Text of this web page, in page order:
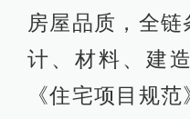
房屋品质，全
计、材料、建
《住宅项目规